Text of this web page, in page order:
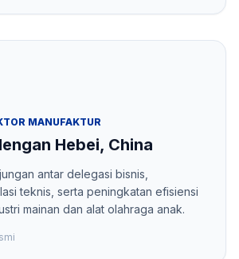
MANUFAKTUR
Hebei, China
antar delegasi bisnis,
teknis, serta peningkatan efisiensi
mainan dan alat olahraga anak.